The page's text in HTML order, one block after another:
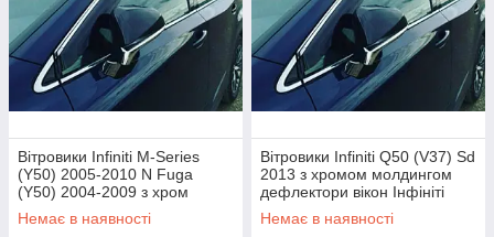
Вітровики Infiniti M-Series
(Y50) 2005-2010 N Fuga
(Y50) 2004-2009 з хром
молдингом дефлектори вікон
Інфініті МСерієс И50 Н Фуга
Немає в наявності
Вітровики Infiniti Q50 (V37) Sd
2013 з хромом молдингом
дефлектори вікон Інфініті
К'Ю50 В37
Немає в наявності